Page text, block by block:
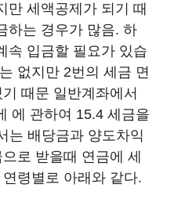
만 세액공제가 되기 때
하는 경우가 많음. 하
속 입금할 필요가 있습
없지만 2번의 세금 면
때문 일반계좌에서
에 관하여 15.4 세금을
는 배당금과 양도차익
로 받을때 연금에 세
령별로 아래와 같다.